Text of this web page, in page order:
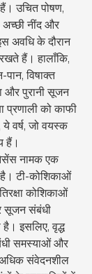
उचित पोषण,
अच्छी नींद और
अवधि के दौरान
रखते हैं। हालाँकि,
विषाक्त
और पुरानी सूजन
प्रणाली को काफी
वर्ष, जो वयस्क
हैं।
नामक एक
है। टी-कोशिकाओं
कोशिकाओं
सूजन संबंधी
है। इसलिए, वृद्ध
समस्याओं और
अधिक संवेदनशील